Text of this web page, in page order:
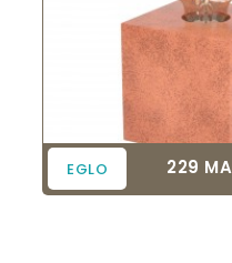
EGLO Prix
229